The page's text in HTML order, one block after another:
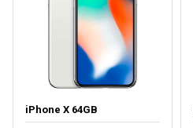
iPhone X 64GB